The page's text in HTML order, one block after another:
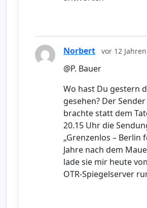
Norbert vor 12 Jahren
@P. Bauer
Wo hast Du gestern
gesehen? Der Sender
brachte statt dem
20.15 Uhr die
„Grenzenlos – Berlin
Jahre nach dem
lade sie mir heute
OTR-Spiegelserver